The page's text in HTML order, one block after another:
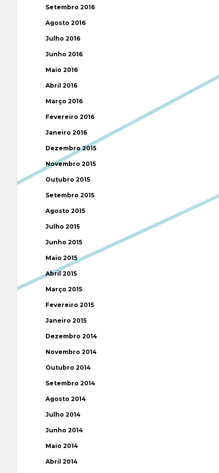
Setembro 2016
Agosto 2016
Julho 2016
Junho 2016
Maio 2016
Abril 2016
Março 2016
Fevereiro 2016
Janeiro 2016
Dezembro 2015
Novembro 2015
Outubro 2015
Setembro 2015
Agosto 2015
Julho 2015
Junho 2015
Maio 2015
Abril 2015
Março 2015
Fevereiro 2015
Janeiro 2015
Dezembro 2014
Novembro 2014
Outubro 2014
Setembro 2014
Agosto 2014
Julho 2014
Junho 2014
Maio 2014
Abril 2014